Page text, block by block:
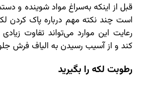
قبل از اینکه به‌سراغ مواد شوینده و
است چند نکته‌ مهم درباره پاک کردن
رعایت این موارد می‌تواند تفاوت
کند و از آسیب رسیدن به الیاف فرش
رطوبت لکه را بگیرید